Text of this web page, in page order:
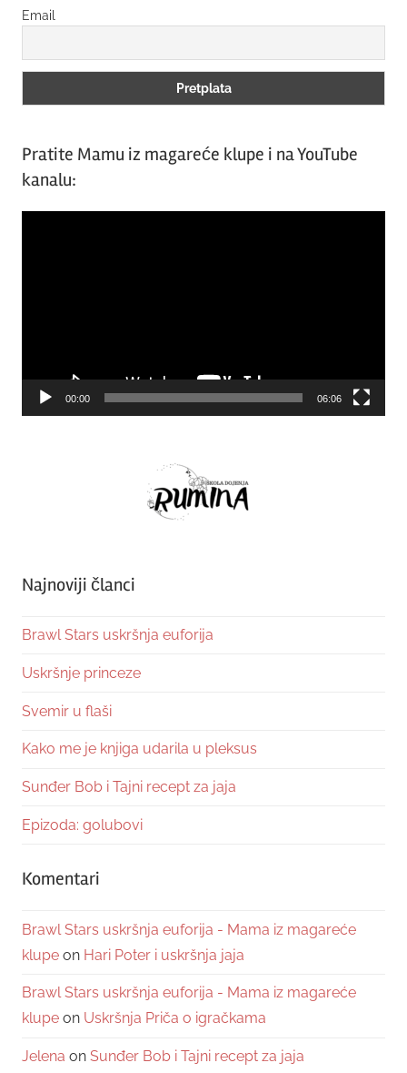
Email
Pratite Mamu iz magareće klupe i na YouTube
kanalu:
00:00 06:06
Najnoviji članci
Brawl Stars uskršnja euforija
Uskršnje princeze
Svemir u flaši
Kako me je knjiga udarila u pleksus
Sunđer Bob i Tajni recept za jaja
Epizoda: golubovi
Komentari
Brawl Stars uskršnja euforija - Mama iz magareće
klupe on Hari Poter i uskršnja jaja
Brawl Stars uskršnja euforija - Mama iz magareće
klupe on Uskršnja Priča o igračkama
Jelena on Sunđer Bob i Tajni recept za jaja